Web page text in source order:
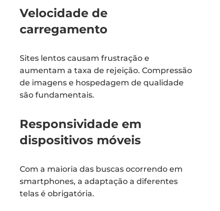
Velocidade de
carregamento
Sites lentos causam frustração e
aumentam a taxa de rejeição. Compressão
de imagens e hospedagem de qualidade
são fundamentais.
Responsividade em
dispositivos móveis
Com a maioria das buscas ocorrendo em
smartphones, a adaptação a diferentes
telas é obrigatória.